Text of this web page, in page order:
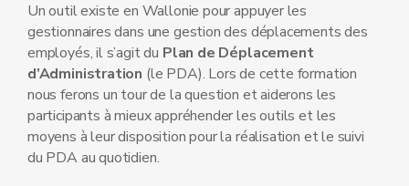
Un outil existe en Wallonie pour appuyer les
gestionnaires dans une gestion des déplacements des
employés, il s’agit du Plan de Déplacement
d’Administration (le PDA). Lors de cette formation
nous ferons un tour de la question et aiderons les
participants à mieux appréhender les outils et les
moyens à leur disposition pour la réalisation et le suivi
du PDA au quotidien.